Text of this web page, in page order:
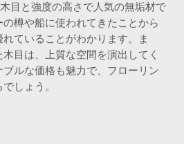
目と強度の高さで人気の無垢材で
樽や船に使われてきたことから
ていることがわかります。ま
目は、上質な空間を演出してく
ルな価格も魅力で、フローリン
しょう。